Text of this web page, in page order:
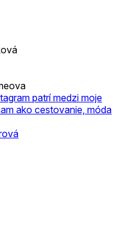
patrí medzi moje
ako cestovanie, móda